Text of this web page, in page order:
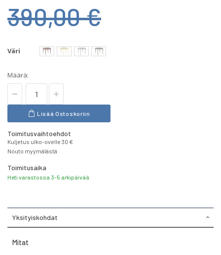
390,00 €
Väri
Määrä:
Lisää Ostoskoriin
Toimitusvaihtoehdot
Kuljetus ulko-ovelle 30 €
Nouto myymälästä
Toimitusaika
Heti varastossa 3-5 arkipäivää
Yksityiskohdat
Mitat